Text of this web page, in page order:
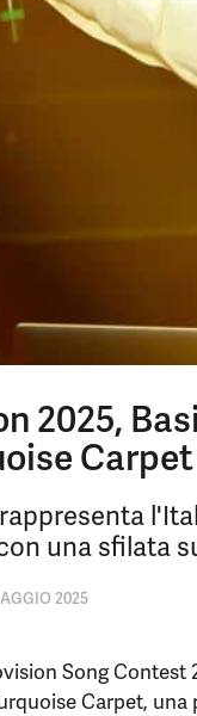
2025,
una sfilata
2025
Song
Carpet,